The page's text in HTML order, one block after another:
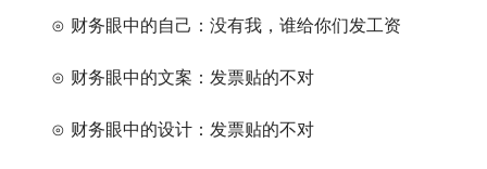
⊙ 财务眼中的自己：没有我，谁给你们发工资
⊙ 财务眼中的文案：发票贴的不对
⊙ 财务眼中的设计：发票贴的不对